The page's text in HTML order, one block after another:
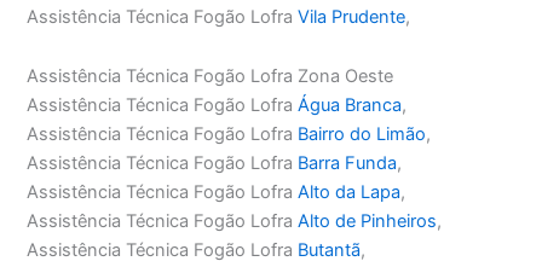
Assistência Técnica Fogão LofraVila Prudente,
Assistência Técnica Fogão Lofra Zona Oeste
Assistência Técnica Fogão LofraÁgua Branca,
Assistência Técnica Fogão Lofra Bairro do Limão,
Assistência Técnica Fogão Lofra Barra Funda,
Assistência Técnica Fogão LofraAlto da Lapa,
Assistência Técnica Fogão LofraAlto de Pinheiros,
Assistência Técnica Fogão Lofra Butantã,